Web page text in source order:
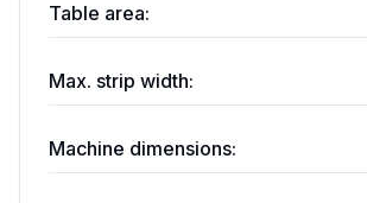
Table area:
Max. strip width:
Machine dimensions: